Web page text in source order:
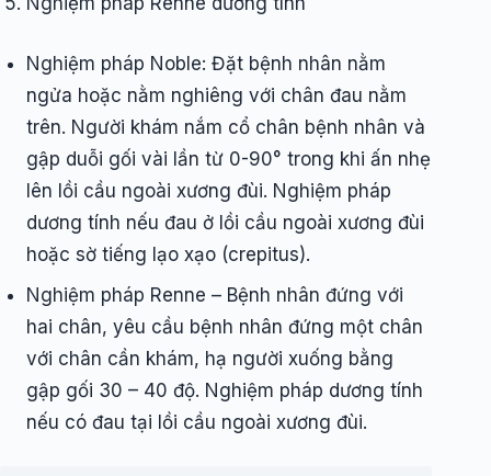
Nghiệm pháp Noble: Đặt bệnh nhân nằm
ngửa hoặc nằm nghiêng với chân đau nằm
trên. Người khám nắm cổ chân bệnh nhân và
gập duỗi gối vài lần từ 0-90° trong khi ấn nhẹ
lên lồi cầu ngoài xương đùi. Nghiệm pháp
dương tính nếu đau ở lồi cầu ngoài xương đùi
hoặc sờ tiếng lạo xạo (crepitus).
Nghiệm pháp Renne – Bệnh nhân đứng với
hai chân, yêu cầu bệnh nhân đứng một chân
với chân cần khám, hạ người xuống bằng
gập gối 30 – 40 độ. Nghiệm pháp dương tính
nếu có đau tại lồi cầu ngoài xương đùi.